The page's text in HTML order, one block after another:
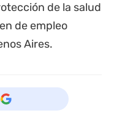
de la salud
de empleo
Aires.